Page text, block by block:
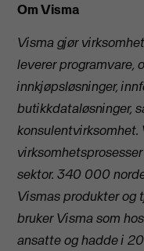
Om Visma
Visma gjør
leverer programvare,
innkjøpsløsninger,
butikkdataløsninger,
sektor. 340 000
Vismas produkter og
bruker Visma som
ansatte og hadde i